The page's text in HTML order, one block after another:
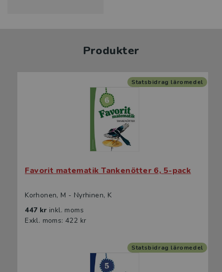
Produkter
Favorit matematik Tankenötter 6, 5-pack
Korhonen, M - Nyrhinen, K
447 kr inkl. moms
Exkl. moms: 422 kr
Statsbidrag läromedel
Statsbidrag läromedel